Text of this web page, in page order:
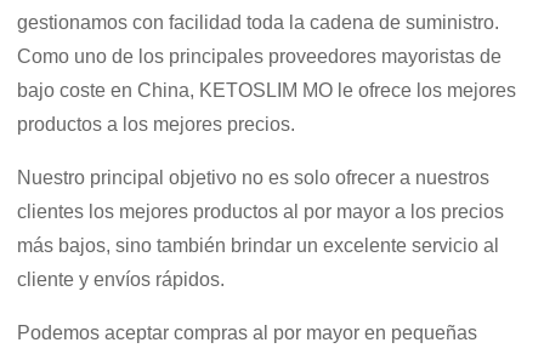
gestionamos con facilidad toda la cadena de suministro.
Como uno de los principales proveedores mayoristas de
bajo coste en China, KETOSLIM MO le ofrece los mejores
productos a los mejores precios.
Nuestro principal objetivo no es solo ofrecer a nuestros
clientes los mejores productos al por mayor a los precios
más bajos, sino también brindar un excelente servicio al
cliente y envíos rápidos.
Podemos aceptar compras al por mayor en pequeñas